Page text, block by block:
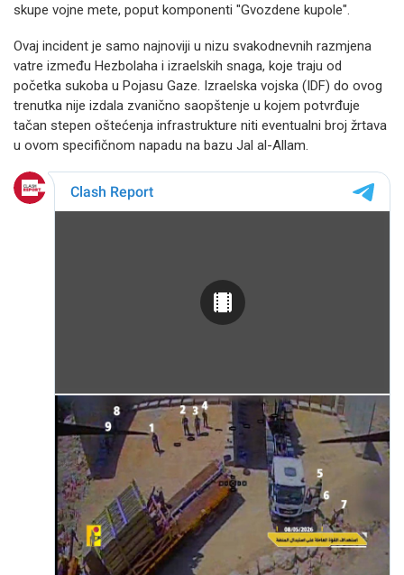
skupe vojne mete, poput komponenti "Gvozdene kupole".
Ovaj incident je samo najnoviji u nizu svakodnevnih razmjena
vatre između Hezbolaha i izraelskih snaga, koje traju od
početka sukoba u Pojasu Gaze. Izraelska vojska (IDF) do ovog
trenutka nije izdala zvanično saopštenje u kojem potvrđuje
tačan stepen oštećenja infrastrukture niti eventualni broj žrtava
u ovom specifičnom napadu na bazu Jal al-Allam.